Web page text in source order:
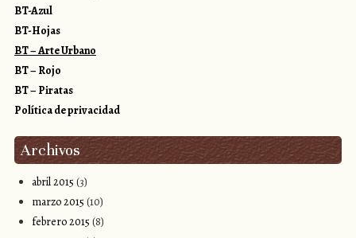
BT-Azul
BT-Hojas
BT – Arte Urbano
BT – Rojo
BT – Piratas
Política de privacidad
Archivos
abril 2015 (3)
marzo 2015 (10)
febrero 2015 (8)